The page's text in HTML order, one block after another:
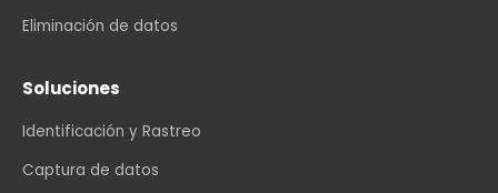
Eliminación de datos
Soluciones
Identificación y Rastreo
Captura de datos